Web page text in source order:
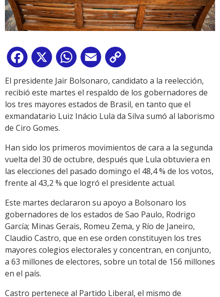
Facebook
X WhatsApp
Email
Link
El presidente Jair Bolsonaro, candidato a la reelección,
recibió este martes el respaldo de los gobernadores de
los tres mayores estados de Brasil, en tanto que el
exmandatario Luiz Inácio Lula da Silva sumó al laborismo
de Ciro Gomes.
Han sido los primeros movimientos de cara a la segunda
vuelta del 30 de octubre, después que Lula obtuviera en
las elecciones del pasado domingo el 48,4 % de los votos,
frente al 43,2 % que logró el presidente actual.
Este martes declararon su apoyo a Bolsonaro los
gobernadores de los estados de Sao Paulo, Rodrigo
García; Minas Gerais, Romeu Zema, y Río de Janeiro,
Claudio Castro, que en ese orden constituyen los tres
mayores colegios electorales y concentran, en conjunto,
a 63 millones de electores, sobre un total de 156 millones
en el país.
Castro pertenece al Partido Liberal, el mismo de